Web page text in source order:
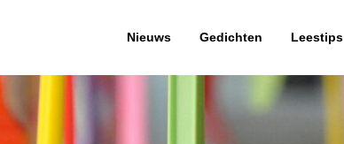
Nieuws Gedichten Leestips